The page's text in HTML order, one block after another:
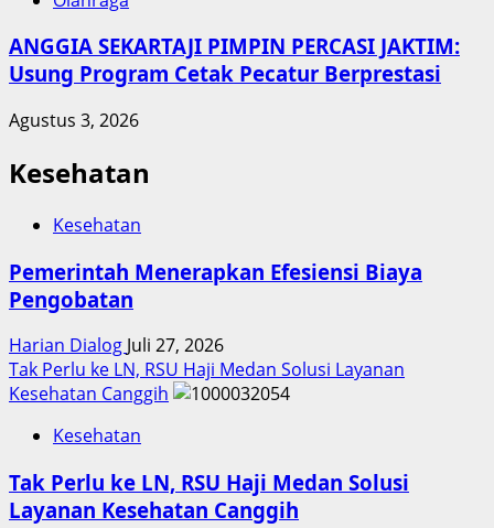
ANGGIA SEKARTAJI PIMPIN PERCASI JAKTIM:
Usung Program Cetak Pecatur Berprestasi
Agustus 3, 2026
Kesehatan
Kesehatan
Pemerintah Menerapkan Efesiensi Biaya
Pengobatan
Harian Dialog Juli 27, 2026
Tak Perlu ke LN, RSU Haji Medan Solusi Layanan
Kesehatan Canggih
Kesehatan
Tak Perlu ke LN, RSU Haji Medan Solusi
Layanan Kesehatan Canggih